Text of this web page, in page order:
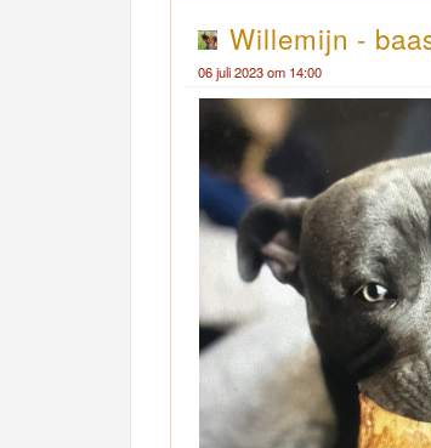
Willemijn -
06 juli 2023 om 14:00